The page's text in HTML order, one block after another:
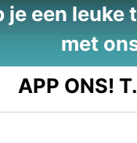
je een
met
APP ONS! T.